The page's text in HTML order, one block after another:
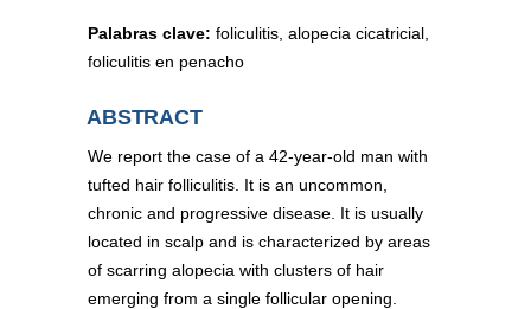
Palabras clave: foliculitis, alopecia cicatricial,
foliculitis en penacho
ABSTRACT
We report the case of a 42-year-old man with
tufted hair folliculitis. It is an uncommon,
chronic and progressive disease. It is usually
located in scalp and is characterized by areas
of scarring alopecia with clusters of hair
emerging from a single follicular opening.